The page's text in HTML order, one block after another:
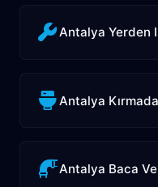
Antalya Yerden
Antalya
Antalya Baca